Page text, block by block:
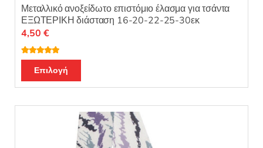
Μεταλλικό ανοξείδωτο επιστόμιο έλασμα για τσάντα
ΕΞΩΤΕΡΙΚΗ διάσταση 16-20-22-25-30εκ
Βαθμολογή
θηκε με5.00
από 5
4,50 €
Επιλογή
το
έχει
πολλαπλές
παραλλαγές.